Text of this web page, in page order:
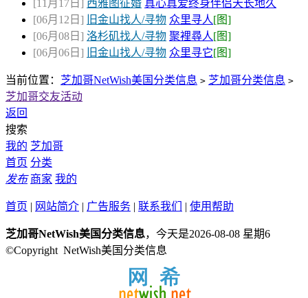
[11月17日] 西雅图征婚 真心真爱终身伴侣天长地久
[06月12日]
旧金山找人/寻物 众里寻人[图]
[06月08日] 洛杉矶找人/寻物 聚裡尋人[图]
[06月06日]
旧金山找人/寻物 众里寻它[图]
当前位置： 芝加哥NetWish美国分类信息 > 芝加哥分类信息 >
芝加哥交友活动
返回
搜索
我的 芝加哥
首页 分类
发布 商家 我的
首页 | 网站简介 | 广告服务 | 联系我们 | 使用帮助
芝加哥NetWish美国分类信息，今天是2026-08-08 星期6
©Copyright NetWish美国分类信息